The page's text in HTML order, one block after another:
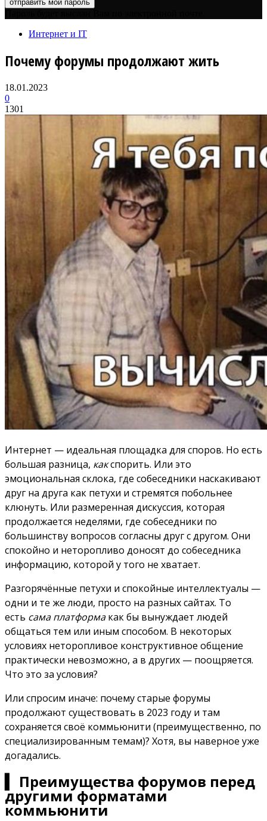
Интернет и IT
Почему форумы продолжают жить
18.01.2023
0
1301
Интернет — идеальная площадка для споров. Но есть
большая разница, какспорить. Или это
эмоциональная склока, где собеседники наскакивают
друг на друга как петухи и стремятся побольнее
клюнуть. Или размеренная дискуссия, которая
продолжается неделями, где собеседники по
большинству вопросов согласны друг с другом. Они
спокойно и неторопливо доносят до собеседника
информацию, которой у того не хватает.
Разгорячённые петухи и спокойные интеллектуалы —
одни и те же люди, просто на разных сайтах. То
есть сама платформакак бы вынуждает людей
общаться тем или иным способом. В некоторых
условиях неторопливое конструктивное общение
практически невозможно, а в других — поощряется.
Что это за условия?
Или спросим иначе: почему старые форумы
продолжают существовать в 2023 году и там
сохраняется своё коммьюнити (преимущественно, по
специализированным темам)? Хотя, вы наверное уже
догадались.
▍ Преимущества форумов перед
другими форматами
коммьюнити